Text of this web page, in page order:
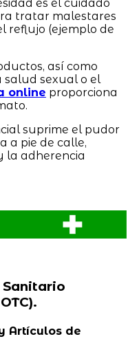
es el cuidado
tratar malestares
reflujo (ejemplo de
así como
salud sexual o el
online proporciona
suprime el pudor
a pie de calle,
la adherencia
Sanitario
Artículos de